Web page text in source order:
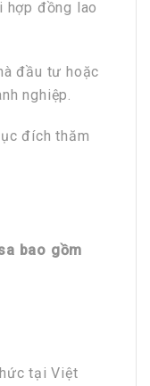
hợp đồng lao
đầu tư hoặc
nghiệp.
đích thăm
bao gồm
tại Việt